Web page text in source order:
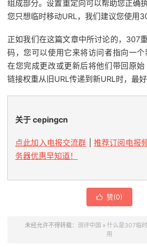
组成部分。设置重定向可以帮助您正确
您只想临时移动URL，我们建议您使用
正如我们在这篇文章中所讨论的，307
码，您可以使用它来将访问者指向一
在您完成更改或更新后将他们带回原
链接权重从旧URL传递到新URL时，最好
关于 cepingcn
点此加入电报交流群
推荐订阅电报
务器优惠早知道！
 赞(0)
未经允许不得转载： 测评中国 » 什么是307临
用